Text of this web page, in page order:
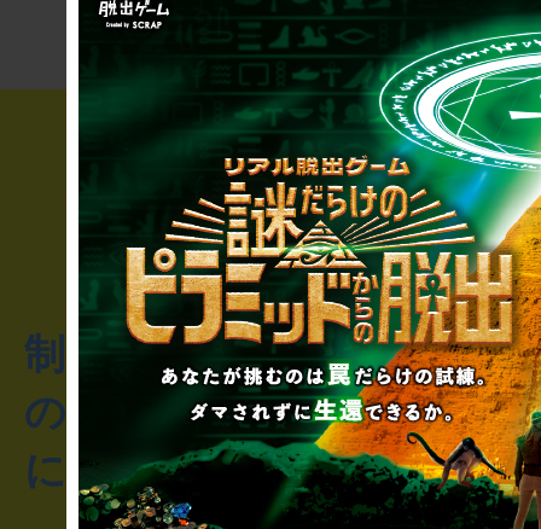
制作のご相談・コラボレ
のお客様からのご質問や
にお問い合わせください